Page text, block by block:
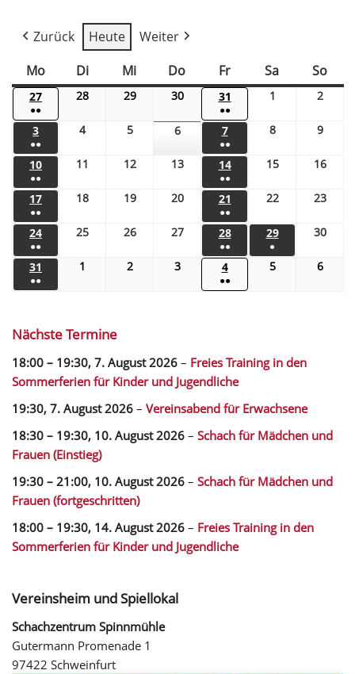
Zurück Heute
Weiter
Mo
Di Mi Do Fr Sa So
27
●●
28 29 30 31
●●
1 2
3
●●
4 5 6 7
●●
8 9
10
●●
11 12 13 14
●●
15 16
17
●●
18 19 20 21
●●
22 23
24
●●
25 26 27 28
●●
29
●
30
31
●●
1 2 3 4
●●
5 6
Nächste Termine
18:00 – 19:30, 7. August 2026 – Freies Training in den
Sommerferien für Kinder und Jugendliche
19:30, 7. August 2026 – Vereinsabend für Erwachsene
18:30 – 19:30, 10. August 2026 – Schach für Mädchen und
Frauen (Einstieg)
19:30 – 21:00, 10. August 2026 – Schach für Mädchen und
Frauen (fortgeschritten)
18:00 – 19:30, 14. August 2026 – Freies Training in den
Sommerferien für Kinder und Jugendliche
Vereinsheim und Spiellokal
Schachzentrum Spinnmühle
Gutermann Promenade 1
97422 Schweinfurt